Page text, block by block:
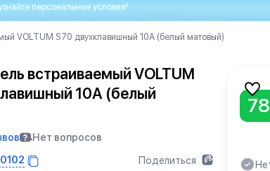
персональные условия!
VOLTUM S70 двухклавишный 10А (белый матовый)
встраиваемый VOLTUM
10А (белый
Нет вопросов
Поделиться